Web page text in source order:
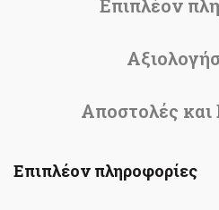
Επιπλέον
Αποστολές και
Επιπλέον πληροφορίες